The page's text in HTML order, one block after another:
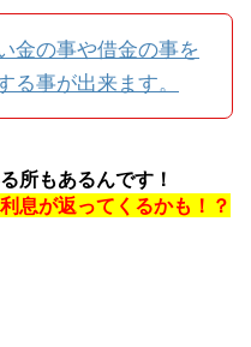
金の事や借金の事を
る事が出来ます。
所もあるんです！
息が返ってくるかも！？